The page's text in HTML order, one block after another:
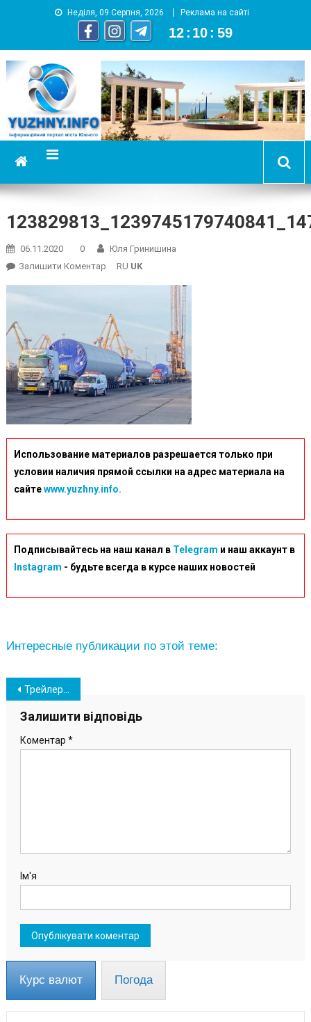
Неділя, 09 Серпня, 2026 Реклама на сайті
12 : 10 : 59
YUZHNY.INFO
информационный портал города Южный
06.11.2020 0
Юля Гринишина
Залишити КоментарOn RU UK
Использование материалов разрешается только при
условии наличия прямой ссылки на адрес материала на
сайтеwww.yuzhny.info.
Подписывайтесь на наш канал в Telegram и наш аккаунт в
Instagram - будьте всегда в курсе наших новостей
Интересные публикации по этой теме:
Навігація
записів
Трейлеры с башнями для ветрогенераторов выехали из порта «Южный» (фото)
Залишити відповідь
Коментар *
Ім'я
Курс валют Погода